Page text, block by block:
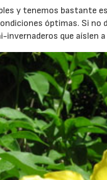
y tenemos bastante
óptimas. Si
invernaderos que aíslen